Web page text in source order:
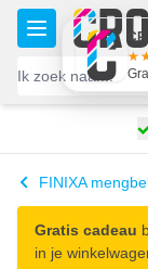
Ga naar de inhoud
FINIXA
Gratis cadeau
in je